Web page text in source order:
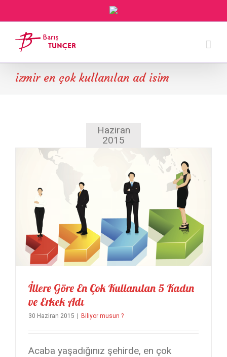
izmir en çok kullanılan ad isim
Haziran
2015
İllere Göre En Çok Kullanılan 5 Kadın
ve Erkek Adı
30 Haziran 2015 | Biliyor musun ?
Acaba yaşadığınız şehirde, en çok